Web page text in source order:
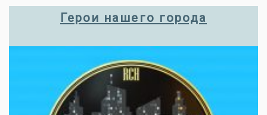
ПАРОВОЗЫ
ТАНКИ
Герои нашего города